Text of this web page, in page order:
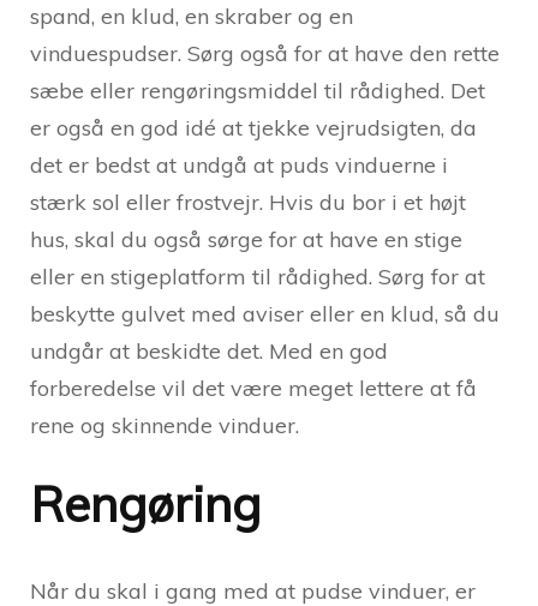
spand, en klud, en skraber og en
vinduespudser. Sørg også for at have den rette
sæbe eller rengøringsmiddel til rådighed. Det
er også en god idé at tjekke vejrudsigten, da
det er bedst at undgå at puds vinduerne i
stærk sol eller frostvejr. Hvis du bor i et højt
hus, skal du også sørge for at have en stige
eller en stigeplatform til rådighed. Sørg for at
beskytte gulvet med aviser eller en klud, så du
undgår at beskidte det. Med en god
forberedelse vil det være meget lettere at få
rene og skinnende vinduer.
Rengøring
Når du skal i gang med at pudse vinduer, er